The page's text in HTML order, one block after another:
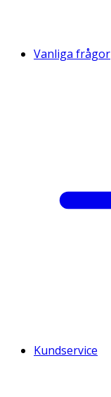
Vanliga frågor
Kundservice